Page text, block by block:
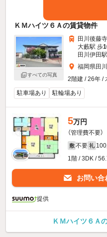
ＫＭハイツ６Ａの賃貸物件
すべての写真
田川後藤
大藪駅 歩
田川伊田
福岡県田
2階建 / 26年 /
駐車場あり
駐輪場あり
5万円
（管理費不要）
敷 不要 礼
1階 / 3DK /
お問い合
提供
ＫＭハイツ６Ａ